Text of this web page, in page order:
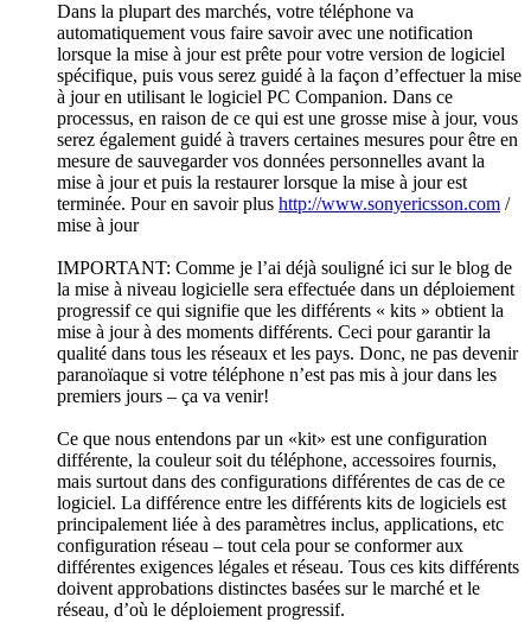
Dans la plupart des marchés, votre téléphone va
automatiquement vous faire savoir avec une notification
lorsque la mise à jour est prête pour votre version de logiciel
spécifique, puis vous serez guidé à la façon d’effectuer la mise
à jour en utilisant le logiciel PC Companion. Dans ce
processus, en raison de ce qui est une grosse mise à jour, vous
serez également guidé à travers certaines mesures pour être en
mesure de sauvegarder vos données personnelles avant la
mise à jour et puis la restaurer lorsque la mise à jour est
terminée. Pour en savoir plus http://www.sonyericsson.com /
mise à jour
IMPORTANT: Comme je l’ai déjà souligné ici sur le blog de
la mise à niveau logicielle sera effectuée dans un déploiement
progressif ce qui signifie que les différents « kits » obtient la
mise à jour à des moments différents. Ceci pour garantir la
qualité dans tous les réseaux et les pays. Donc, ne pas devenir
paranoïaque si votre téléphone n’est pas mis à jour dans les
premiers jours – ça va venir!
Ce que nous entendons par un «kit» est une configuration
différente, la couleur soit du téléphone, accessoires fournis,
mais surtout dans des configurations différentes de cas de ce
logiciel. La différence entre les différents kits de logiciels est
principalement liée à des paramètres inclus, applications, etc
configuration réseau – tout cela pour se conformer aux
différentes exigences légales et réseau. Tous ces kits différents
doivent approbations distinctes basées sur le marché et le
réseau, d’où le déploiement progressif.